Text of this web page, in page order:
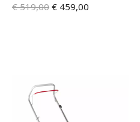
€519,00 € 459,00